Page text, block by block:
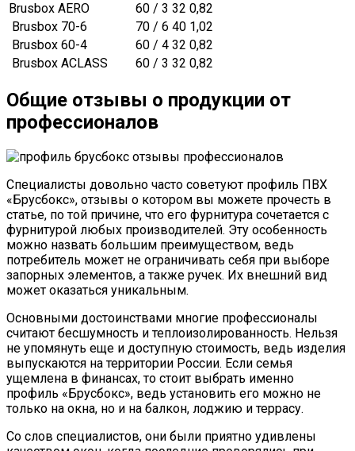
Brusbox AERO
60 / 3 32 0,82
Brusbox 70-6
70 / 6 40 1,02
Brusbox 60-4
60 / 4 32 0,82
Brusbox ACLASS
60 / 3 32 0,82
Общие отзывы о продукции от
профессионалов
Специалисты довольно часто советуют профиль ПВХ
«Брусбокс», отзывы о котором вы можете прочесть в
статье, по той причине, что его фурнитура сочетается с
фурнитурой любых производителей. Эту особенность
можно назвать большим преимуществом, ведь
потребитель может не ограничивать себя при выборе
запорных элементов, а также ручек. Их внешний вид
может оказаться уникальным.
Основными достоинствами многие профессионалы
считают бесшумность и теплоизолированность. Нельзя
не упомянуть еще и доступную стоимость, ведь изделия
выпускаются на территории России. Если семья
ущемлена в финансах, то стоит выбрать именно
профиль «Брусбокс», ведь установить его можно не
только на окна, но и на балкон, лоджию и террасу.
Со слов специалистов, они были приятно удивлены